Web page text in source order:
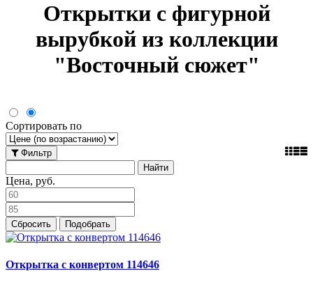
Открытки с фигурной
вырубкой из коллекции
"Восточный сюжет"
Сортировать по
Фильтр
Цена, руб.
Сбросить Подобрать
Открытка с конвертом 114646